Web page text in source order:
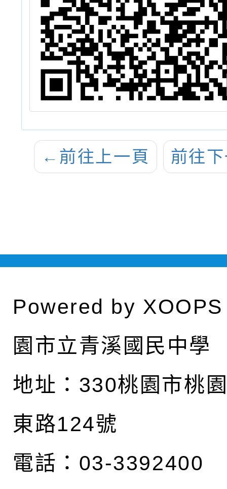
← 前往上一頁 前往
Powered by XOOPS
園市立青溪國民中學
地址： 330桃園市桃
東路124號
電話：03-3392400